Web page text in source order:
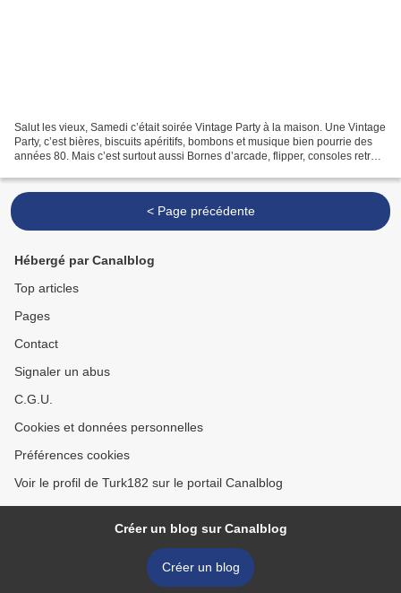
Salut les vieux, Samedi c’était soirée Vintage Party à la maison. Une Vintage
Party, c’est bières, biscuits apéritifs, bombons et musique bien pourrie des
années 80. Mais c’est surtout aussi Bornes d’arcade, flipper, consoles retro
< Page précédente
Hébergé par Canalblog
Top articles
Pages
Contact
Signaler un abus
C.G.U.
Cookies et données personnelles
Préférences cookies
Voir le profil de Turk182 sur le portail Canalblog
Créer un blog sur Canalblog
Créer un blog